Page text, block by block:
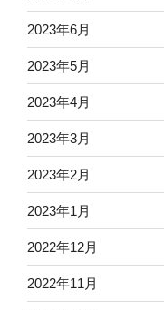
2023年6月
2023年5月
2023年4月
2023年3月
2023年2月
2023年1月
2022年12月
2022年11月